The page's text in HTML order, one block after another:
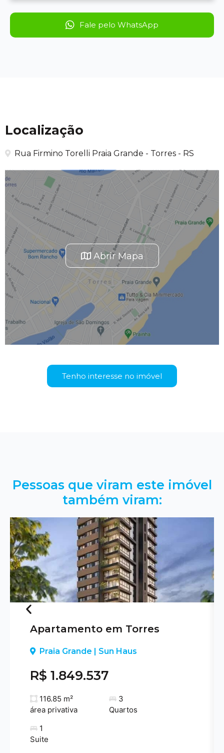
Fale pelo WhatsApp
Localização
Rua Firmino Torelli Praia Grande - Torres - RS
Abrir Mapa
Tenho interesse no imóvel
Pessoas que viram este imóvel
também viram:
Previous
Apartamento em Torres
Praia Grande | Sun Haus
R$ 1.849.537
116.85 m²
área privativa
3
Quartos
1
Suite